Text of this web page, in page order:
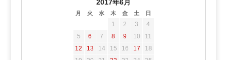
2017年6月
月 火 水 木 金 土 日
1 2 3
4
5
6 7 8 9 10
11
12
13 14 15 16 17
18